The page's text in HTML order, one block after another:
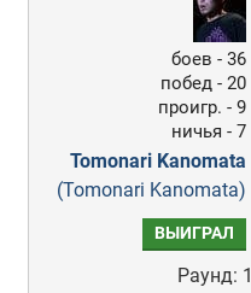
боев - 36
побед - 20
проигр. - 9
ничья - 7
Tomonari Kanomata
(Tomonari Kanomata)
ВЫИГРАЛ
Раунд: 1